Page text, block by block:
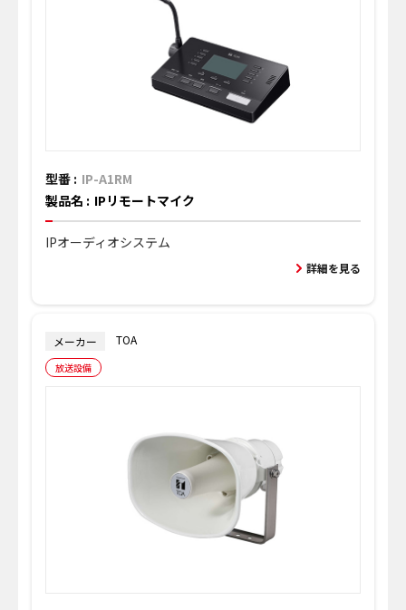
型番 : IP-A1RM
製品名 : IPリモートマイク
IPオーディオシステム
詳細を見る
メーカー TOA
放送設備